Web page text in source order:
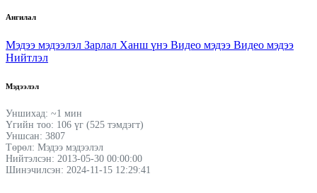
Ангилал
Мэдээ мэдээлэл Зарлал Ханш үнэ Видео мэдээ Видео мэдээ
Нийтлэл
Мэдээлэл
Уншихад: ~1 мин
Үгийн тоо: 106 үг (525 тэмдэгт)
Уншсан: 3807
Төрөл: Мэдээ мэдээлэл
Нийтэлсэн: 2013-05-30 00:00:00
Шинэчилсэн: 2024-11-15 12:29:41